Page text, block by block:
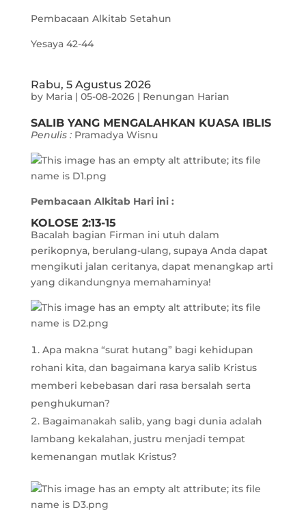
Pembacaan Alkitab Setahun
Yesaya 42-44
Rabu, 5 Agustus 2026
by Maria| 05-08-2026| Renungan Harian
SALIB YANG MENGALAHKAN KUASA IBLIS
Penulis : Pramadya Wisnu
Pembacaan Alkitab Hari ini :
KOLOSE 2:13-15
Bacalah bagian Firman ini utuh dalam
perikopnya, berulang-ulang, supaya Anda dapat
mengikuti jalan ceritanya, dapat menangkap arti
yang dikandungnya memahaminya!
Apa makna “surat hutang” bagi kehidupan
rohani kita, dan bagaimana karya salib Kristus
memberi kebebasan dari rasa bersalah serta
penghukuman?
Bagaimanakah salib, yang bagi dunia adalah
lambang kekalahan, justru menjadi tempat
kemenangan mutlak Kristus?